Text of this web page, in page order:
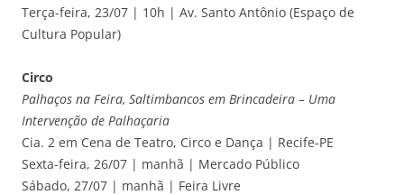
Terça-feira, 23/07 | 10h | Av. Santo Antônio (Espaço de
Cultura Popular)
Circo
Palhaços na Feira, Saltimbancos em Brincadeira – Uma
Intervenção de Palhaçaria
Cia. 2 em Cena de Teatro, Circo e Dança | Recife-PE
Sexta-feira, 26/07 | manhã | Mercado Público
Sábado, 27/07 | manhã | Feira Livre